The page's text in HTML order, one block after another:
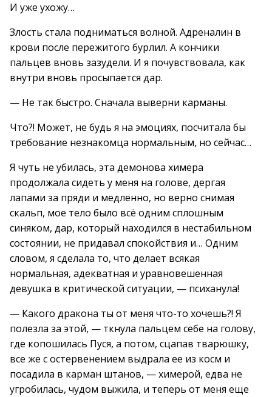
И уже ухожу…
Злость стала подниматься волной. Адреналин в
крови после пережитого бурлил. А кончики
пальцев вновь зазудели. И я почувствовала, как
внутри вновь просыпается дар.
— Не так быстро. Сначала выверни карманы.
Что?! Может, не будь я на эмоциях, посчитала бы
требование незнакомца нормальным, но сейчас…
Я чуть не убилась, эта демонова химера
продолжала сидеть у меня на голове, дергая
лапами за пряди и медленно, но верно снимая
скальп, мое тело было всё одним сплошным
синяком, дар, который находился в нестабильном
состоянии, не придавал спокойствия и… Одним
словом, я сделала то, что делает всякая
нормальная, адекватная и уравновешенная
девушка в критической ситуации, — психанула!
— Какого дракона ты от меня что-то хочешь?! Я
полезла за этой, — ткнула пальцем себе на голову,
где копошилась Пуся, а потом, сцапав тварюшку,
все же с остервенением выдрала ее из косм и
посадила в карман штанов, — химерой, едва не
угробилась, чудом выжила, и теперь от меня еще